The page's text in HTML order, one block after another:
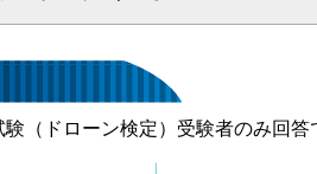
（ドローン検定）受験者のみ回答